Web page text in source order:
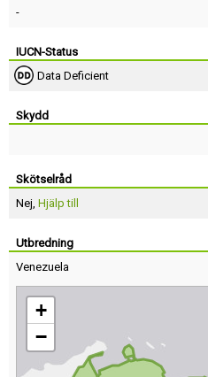
-
IUCN-Status
Data Deficient
Skydd
Skötselråd
Nej, Hjälp till
Utbredning
Venezuela
+
−